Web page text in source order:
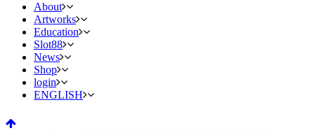
About
Artworks
Education
Slot88
News
Shop
login
ENGLISH